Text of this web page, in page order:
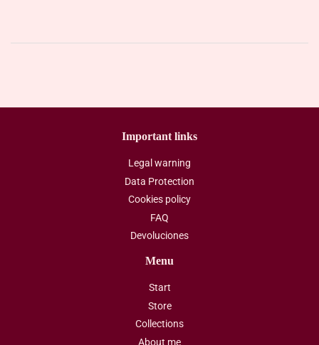
Important links
Legal warning
Data Protection
Cookies policy
FAQ
Devoluciones
Menu
Start
Store
Collections
About me